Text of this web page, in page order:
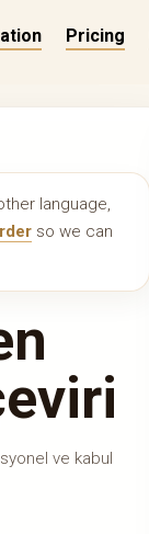
Pricing
language,
so we can
ve kabul